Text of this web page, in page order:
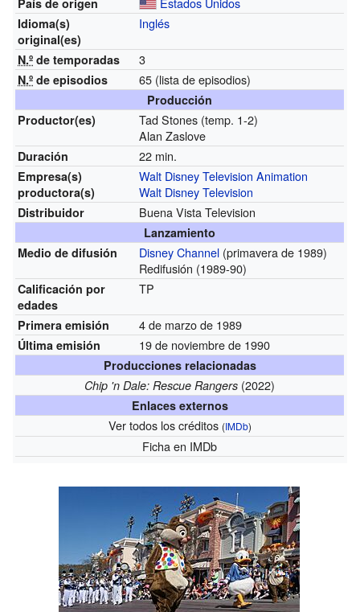
Idioma(s)
original(es)
Inglés
N.º de temporadas 3
N.º de episodios 65 (lista de episodios)
Producción
Productor(es)
Tad Stones (temp. 1-2)
Alan Zaslove
Duración 22 min.
Empresa(s)
productora(s)
Walt Disney Television Animation
Walt Disney Television
Distribuidor Buena Vista Television
Lanzamiento
Medio de difusión
Disney Channel (primavera de 1989)
Redifusión (1989-90)
Calificación por
edades
TP
Primera emisión 4 de marzo de 1989
Última emisión 19 de noviembre de 1990
Producciones relacionadas
Chip 'n Dale: Rescue Rangers (2022)
Enlaces externos
Ver todos los créditos (IMDb)
Fichaen IMDb